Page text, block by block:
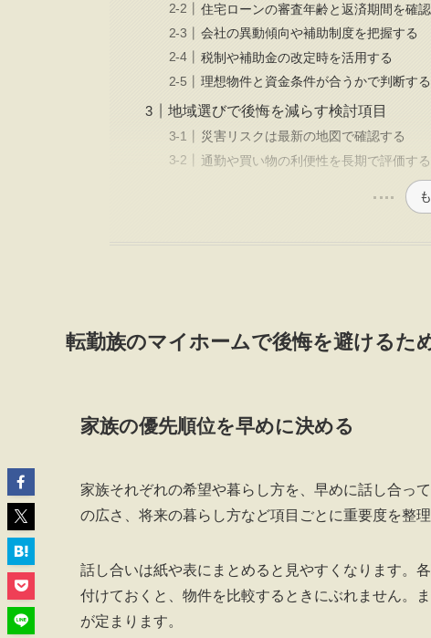
住宅ローンの審査年齢と返済期間を確
会社の異動傾向や補助制度を把握する
税制や補助金の改定時を活用する
理想物件と資金条件が合うかで判断する
地域選びで後悔を減らす検討項目
災害リスクは最新の地図で確認する
通勤や買い物の利便性を長期で評価する
転勤族のマイホームで後悔を避けるた
家族の優先順位を早めに決める
家族それぞれの希望や暮らし方を、早めに話し合っ
の広さ、将来の暮らし方など項目ごとに重要度を整
話し合いは紙や表にまとめると見やすくなります。
付けておくと、物件を比較するときにぶれません。
が定まります。